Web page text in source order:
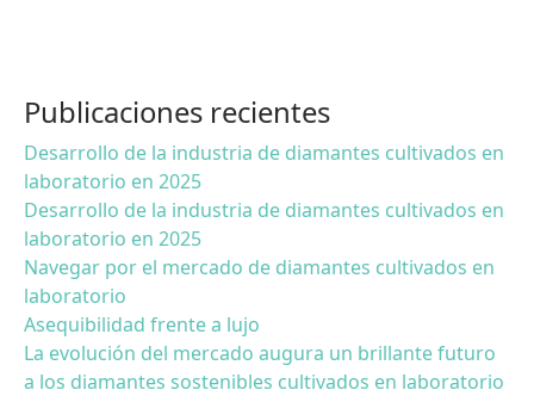
Publicaciones recientes
Desarrollo de la industria de diamantes cultivados en
laboratorio en 2025
Desarrollo de la industria de diamantes cultivados en
laboratorio en 2025
Navegar por el mercado de diamantes cultivados en
laboratorio
Asequibilidad frente a lujo
La evolución del mercado augura un brillante futuro
a los diamantes sostenibles cultivados en laboratorio